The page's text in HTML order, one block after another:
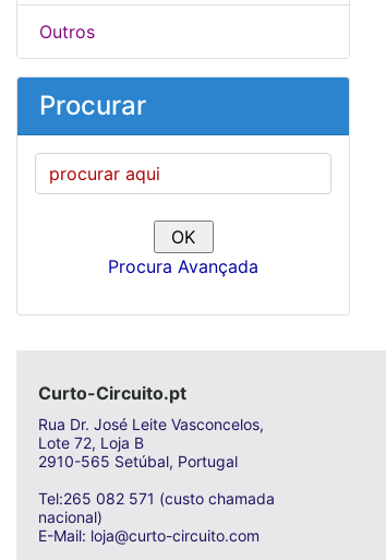
Outros
Procurar
Procura Avançada
Curto-Circuito.pt
Rua Dr. José Leite Vasconcelos,
Lote 72, Loja B
2910-565 Setúbal, Portugal
Tel:265 082 571 (custo chamada
nacional)
E-Mail: loja@curto-circuito.com